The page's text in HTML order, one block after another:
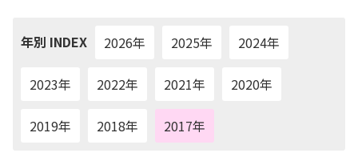
年別 INDEX 2026年 2025年 2024年
2023年 2022年 2021年 2020年
2019年 2018年 2017年